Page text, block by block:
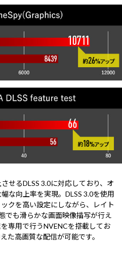
せるDLSS 3.0に対応しており、オ
な向上率を実現。DLSS 3.0を使用
クを高い設定にしながら、レイト
でも滑らかな画面映像描写が行え
専用で行うNVENCを搭載してお
た高画質な配信が可能です。